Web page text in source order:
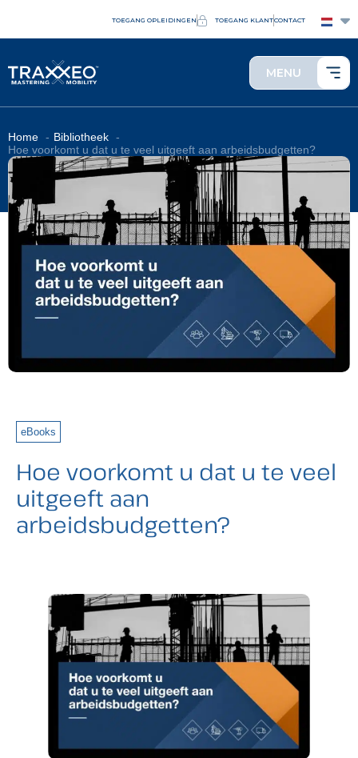
TOEGANG OPLEIDINGEN TOEGANG KLANTCONTACT
MENU
Home
Bibliotheek
Hoe voorkomt u dat u te veel uitgeeft aan arbeidsbudgetten?
eBooks
Hoe voorkomt u dat u te veel
uitgeeft aan
arbeidsbudgetten?